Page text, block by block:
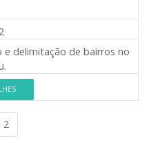
e delimitação de bairros no
2